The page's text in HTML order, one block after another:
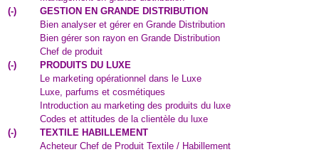
(-)
GESTION EN GRANDE DISTRIBUTION
Bien analyser et gérer en Grande Distribution
Bien gérer son rayon en Grande Distribution
Chef de produit
(-)
PRODUITS DU LUXE
Le marketing opérationnel dans le Luxe
Luxe, parfums et cosmétiques
Introduction au marketing des produits du luxe
Codes et attitudes de la clientèle du luxe
(-)
TEXTILE HABILLEMENT
Acheteur Chef de Produit Textile / Habillement